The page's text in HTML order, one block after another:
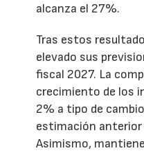
alcanza el 27%.
Tras estos
elevado sus
fiscal 2027. La
crecimiento de los
2% a tipo de
estimación anterior
Asimismo,